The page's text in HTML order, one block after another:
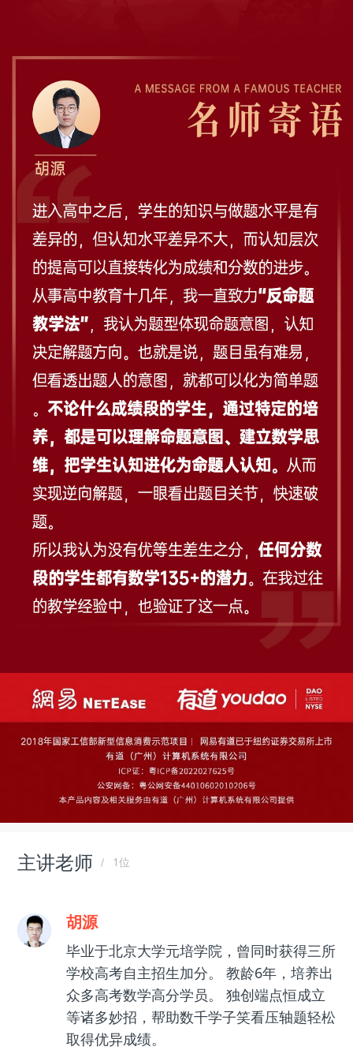
主讲老师 1位
胡源
毕业于北京大学元培学院，曾同时获得三所
学校高考自主招生加分。 教龄6年，培养出
众多高考数学高分学员。 独创端点恒成立
等诸多妙招，帮助数千学子笑看压轴题轻松
取得优异成绩。